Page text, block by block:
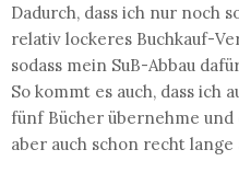
Dadurch, dass ich nur noch
relativ lockeres Buchkauf-
sodass mein SuB-Abbau
So kommt es auch, dass ich
fünf Bücher übernehme und
aber auch schon recht